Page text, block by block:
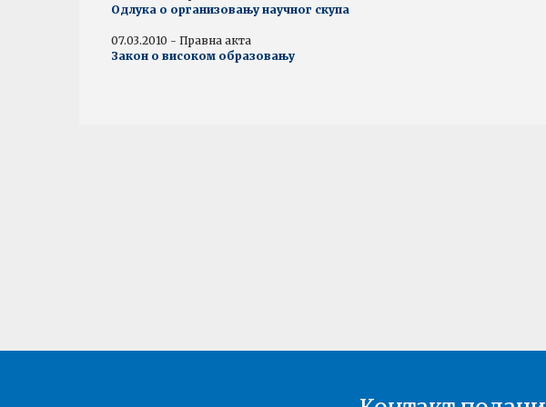
Одлука о организовању научног скупа
07.03.2010 - Правна акта
Закон о високом образовању